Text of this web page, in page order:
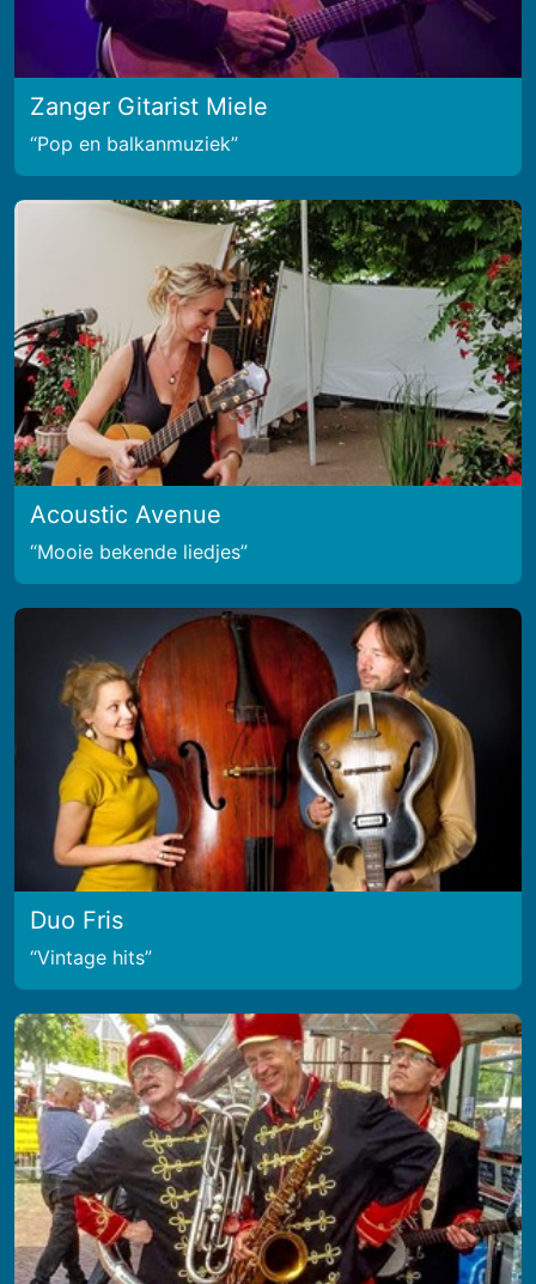
Zanger Gitarist Miele
Pop en balkanmuziek
Acoustic Avenue
Mooie bekende liedjes
Duo Fris
Vintage hits